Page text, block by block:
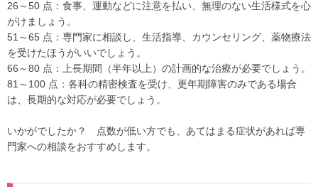
26～50 点：食事、運動などに注意を払い、無理のない生活様式を心
がけましょう。
51～65 点：専門家に相談し、生活指導、カウンセリング、薬物療法
を受けたほうがいいでしょう。
66～80 点：上長期間（半年以上）の計画的な治療が必要でしょう。
81～100 点：各科の精密検査を受け、更年期障害のみである場合
は、長期的な対応が必要でしょう。
いかがでしたか？ 点数が低い方でも、あてはまる症状があれば専
門家への相談をおすすめします。